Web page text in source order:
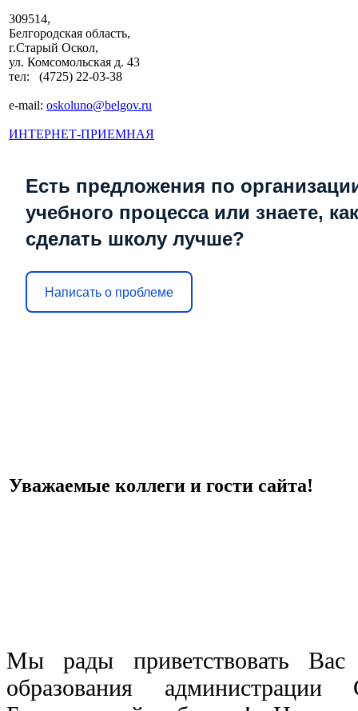
309514,
Белгородская область,
г.Старый Оскол,
ул. Комсомольская д. 43
тел: (4725) 22-03-38
e-mail: oskoluno@belgov.ru
ИНТЕРНЕТ-ПРИЕМНАЯ
Есть предложения по
учебного процесса или знаете, как
сделать школу лучше?
Написать о проблеме
Уважаемые коллеги и гости сайта!
Мы рады приветствовать Вас
образования администрации